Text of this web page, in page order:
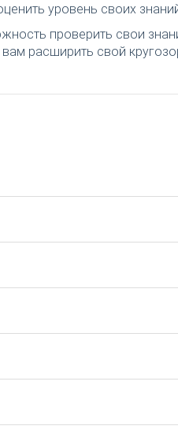
уровень своих
проверить свои
расширить свой